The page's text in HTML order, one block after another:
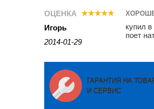
ОЦЕНКА
Игорь
2014-01-29
купил
поет
ГАРАНТИЯ НА
И СЕРВИС